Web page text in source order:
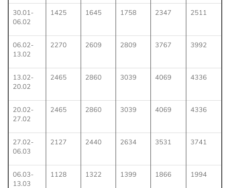
30.01-
06.02
1425 1645 1758 2347 2511
06.02-
13.02
2270 2609 2809 3767 3992
13.02-
20.02
2465 2860 3039 4069 4336
20.02-
27.02
2465 2860 3039 4069 4336
27.02-
06.03
2127 2440 2634 3531 3741
06.03-
13.03
1128 1322 1399 1866 1994